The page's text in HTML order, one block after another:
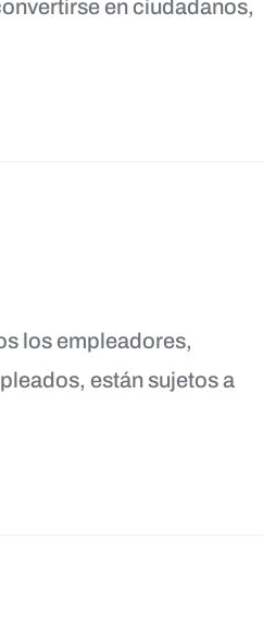
en ciudadanos,
los empleadores,
están sujetos a